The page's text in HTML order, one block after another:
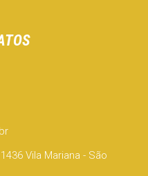
Vila Mariana - São